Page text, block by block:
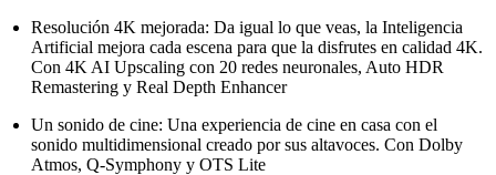
Resolución 4K mejorada: Da igual lo que veas, la Inteligencia
Artificial mejora cada escena para que la disfrutes en calidad 4K.
Con 4K AI Upscaling con 20 redes neuronales, Auto HDR
Remastering y Real Depth Enhancer
Un sonido de cine: Una experiencia de cine en casa con el
sonido multidimensional creado por sus altavoces. Con Dolby
Atmos, Q-Symphony y OTS Lite